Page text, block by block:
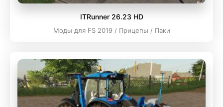
ITRunner 26.23 HD
Моды для FS 2019 / Прицепы / Паки